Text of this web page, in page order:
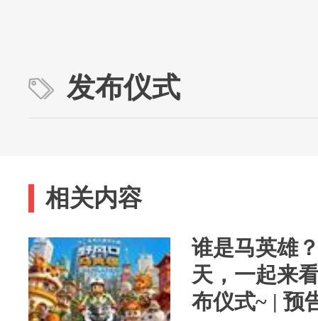
发布仪式
相关内容
谁是马英雄
天，一起来
布仪式~ | 预